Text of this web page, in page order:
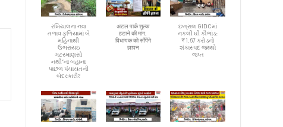
રખિયાલના નવા
તળાવ ફળિયામાં બે
મહિનાથી
ઉભરાયઇ
ગટરમાણસો
નથી”ના બહાના
પાછળ પંચાયતની
બેદરકારી?
अटल पार्क शुल्क
हटाने की मांग,
विधायक को सौंपेंगे
ज्ञापन
છત્રાલ GIDCમાં
નકલી ઘી કૌભાંડ:
₹1.67 કરોડનો
શંકાસ્પદ જથ્થો
જપ્ત